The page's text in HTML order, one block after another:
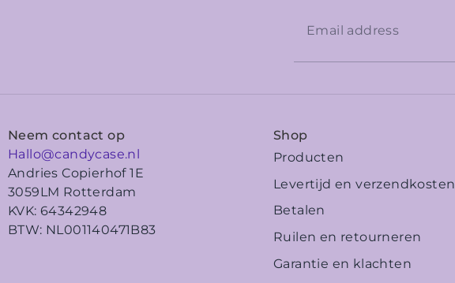
Neem contact op
Hallo@candycase.nl
Andries Copierhof 1E
3059LM Rotterdam
KVK: 64342948
BTW: NL001140471B83
Shop
Producten
Levertijd en verzendkosten
Betalen
Ruilen en retourneren
Garantie en klachten